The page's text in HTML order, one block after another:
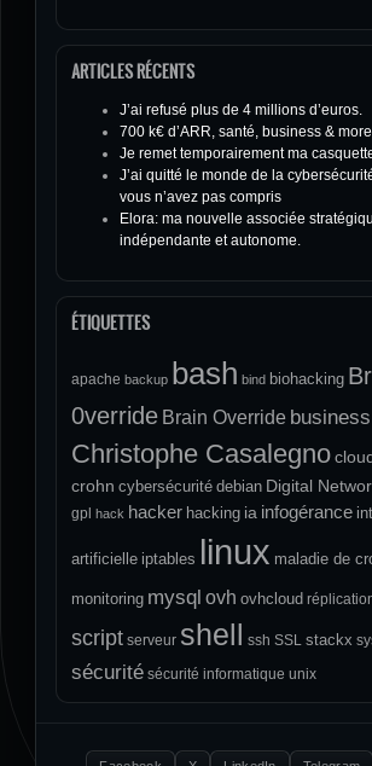
ARTICLES RÉCENTS
J’ai refusé plus de 4 millions d’euros.
700 k€ d’ARR, santé, business & more
Je remet temporairement ma
J’ai quitté le monde de la
vous n’avez pas compris
Elora: ma nouvelle associée
indépendante et autonome.
ÉTIQUETTES
apache backup bash bind biohacking
0verride Brain Override business
Christophe Casalegno
crohn cybersécurité debian Digital
gpl
hack hacker hacking ia infogérance
artificielle iptables linux maladie de
monitoring mysql ovh ovhcloud
script serveur shell ssh SSL stackx
sécurité sécurité informatique unix